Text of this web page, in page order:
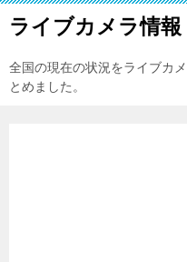
ライブカメラ情報
全国の現在の状況をライブカ
とめました。